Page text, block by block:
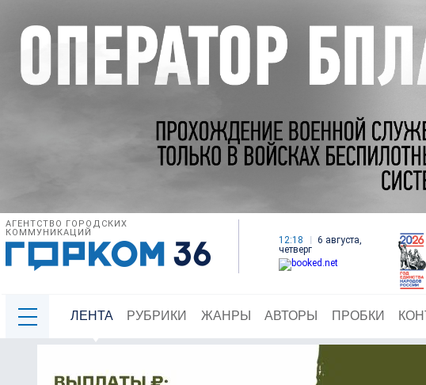
АГЕНТСТВО ГОРОДСКИХ
КОММУНИКАЦИЙ
12:18
6 августа,
четверг
ЛЕНТА РУБРИКИ ЖАНРЫ АВТОРЫ ПРОБКИ